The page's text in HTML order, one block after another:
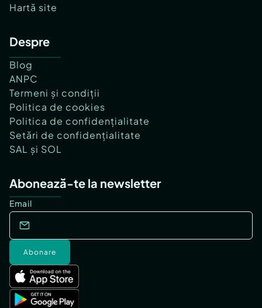
Hartă site
Despre
Blog
ANPC
Termeni și condiții
Politica de cookies
Politica de confidențialitate
Setări de confidențialitate
SAL și SOL
Abonează-te la newsletter
Email
Abonare